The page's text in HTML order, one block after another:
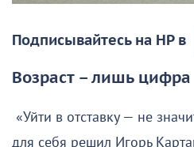
Подписывайтесь на НР в
Возраст – лишь цифра
«Уйти в отставку — не
для себя решил Игорь